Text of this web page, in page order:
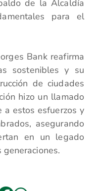
de la Alcaldía
para el
Bank reafirma
sostenibles y su
de ciudades
hizo un llamado
a estos esfuerzos y
asegurando
en un legado